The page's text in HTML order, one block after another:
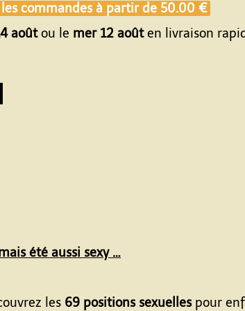
commandes à partir de 50.00 €
aoûtou le mer 12 aoûten livraison
été aussi sexy …
les 69 positions sexuellespour